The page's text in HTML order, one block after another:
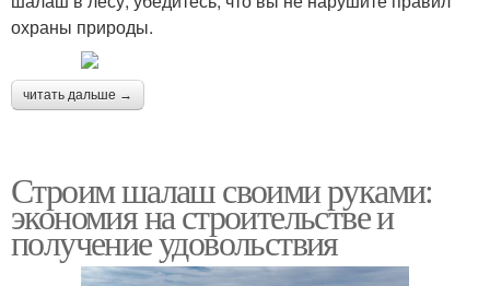
охраны природы.
читать дальше →
Строим шалаш своими руками:
экономия на строительстве и
получение удовольствия